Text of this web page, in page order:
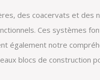
des coacervats et des
Ces systèmes
également notre
blocs de construction